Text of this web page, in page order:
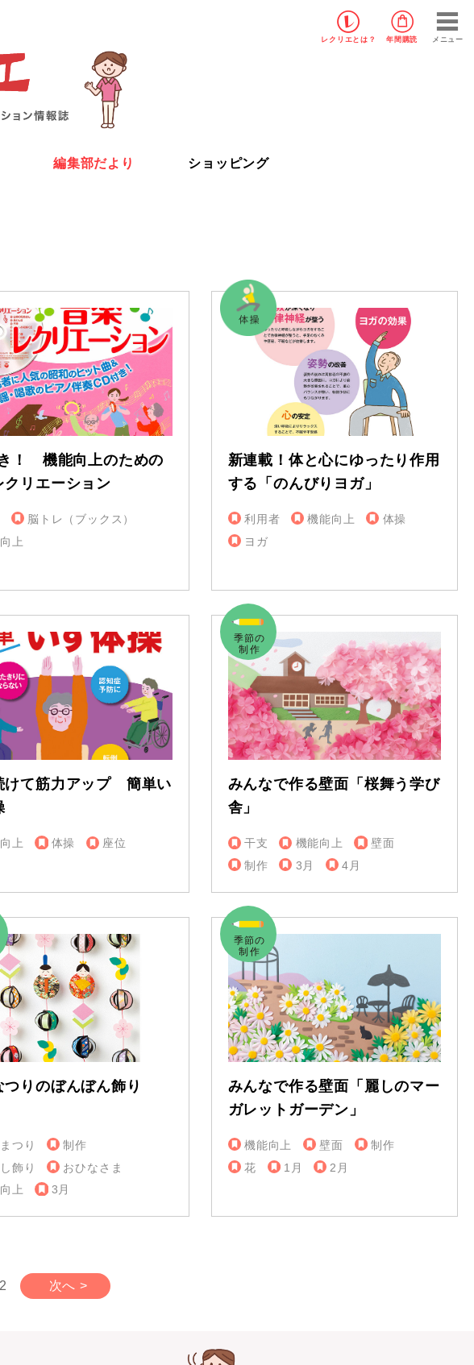
レクリエ とは？ 年間購読 メニュー
編集部だより ショッピング
！ 機能向上のための
クリエーション
脳トレ（ブックス）
上
新連載！体と心にゆったり作用
する「のんびりヨガ」
利用者 機能向上
体操
ヨガ
けて筋力アップ 簡単い
上 体操 座位
みんなで作る壁面「桜舞う学び
舎」
干支 機能向上
壁面
制作
3月 4月
つりのぼんぼん飾り
つり
制作
飾り
おひなさま
上
3月
みんなで作る壁面「麗しのマー
ガレットガーデン」
機能向上 壁面
制作
花
1月 2月
次へ >